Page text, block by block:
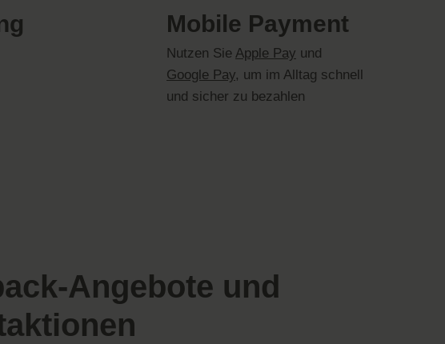
Mobile Payment
Nutzen Sie Apple Pay und
Google Pay, um im Alltag schnell
und sicher zu bezahlen
Angebote und